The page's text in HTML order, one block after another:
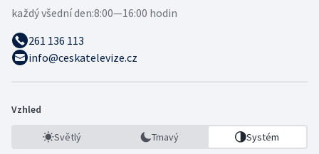
každý všední den:8:00—16:00 hodin
261 136 113
info@ceskatelevize.cz
Vzhled
Světlý Tmavý Systém